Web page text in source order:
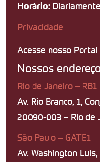
Horário:
Privacidade
Acesse nosso
Nossos
Rio de Janeiro – RB1
Av. Rio Branco, 1,
20090-003 – Rio de
São Paulo – GATE1
Av. Washington